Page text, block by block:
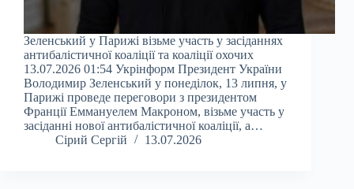
Зеленський у Парижі візьме участь у засіданнях
антибалістичної коаліції та коаліції охочих
13.07.2026 01:54 Укрінформ Президент України
Володимир Зеленський у понеділок, 13 липня, у
Парижі проведе переговори з президентом
Франції Еммануелем Макроном, візьме участь у
засіданні нової антибалістичної коаліції, а…
Сірий Сергій
13.07.2026